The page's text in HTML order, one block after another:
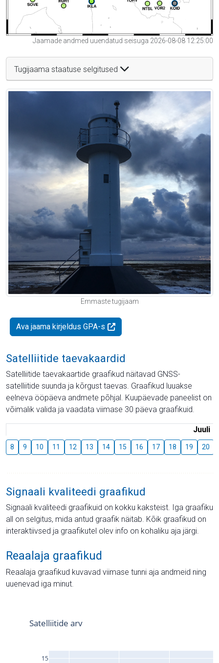
Jaamade andmed uuendatud seisuga 2026-08-08 12:25:00
Tugijaama staatuse selgitused
Emmaste tugijaam
Ava jaama kirjeldus GPA-s
Satelliitide taevakaardid
Satelliitide taevakaartide graafikud näitavad GNSS-
satelliitide suunda ja kõrgust taevas. Graafikud luuakse
eelneva ööpäeva andmete põhjal. Kuupäevade paneelist on
võimalik valida ja vaadata viimase 30 päeva graafikuid.
Juuli
8 9 10 11 12 13 14 15 16 17 18 19 20
Signaali kvaliteedi graafikud
Signaali kvaliteedi graafikuid on kokku kaksteist. Iga graafiku
all on selgitus, mida antud graafik näitab. Kõik graafikud on
interaktiivsed ja graafikutel olev info on kohaliku aja järgi.
Reaalaja graafikud
Reaalaja graafikud kuvavad viimase tunni aja andmeid ning
uuenevad iga minut.